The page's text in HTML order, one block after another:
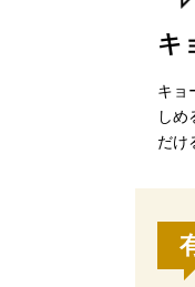
キ
キョ
しめ
だけ